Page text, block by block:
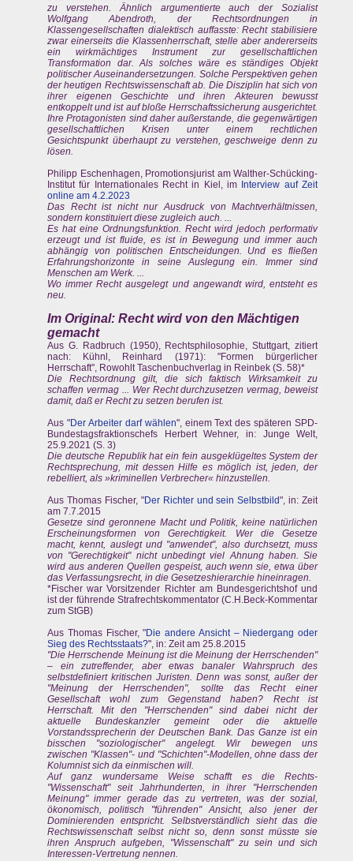
zu verstehen. Ähnlich argumentierte auch der Sozialist
Wolfgang Abendroth, der Rechtsordnungen in
Klassengesellschaften dialektisch auffasste: Recht stabilisiere
zwar einerseits die Klassenherrschaft, stelle aber andererseits
ein wirkmächtiges Instrument zur gesellschaftlichen
Transformation dar. Als solches wäre es ständiges Objekt
politischer Auseinandersetzungen. Solche Perspektiven gehen
der heutigen Rechtswissenschaft ab. Die Disziplin hat sich von
ihrer eigenen Geschichte und ihren Akteuren bewusst
entkoppelt und ist auf bloße Herrschaftssicherung ausgerichtet.
Ihre Protagonisten sind daher außerstande, die gegenwärtigen
gesellschaftlichen Krisen unter einem rechtlichen
Gesichtspunkt überhaupt zu verstehen, geschweige denn zu
lösen.
Philipp Eschenhagen, Promotionsjurist am Walther-Schücking-
Institut für Internationales Recht in Kiel, im Interview auf Zeit
online am 4.2.2023
Das Recht ist nicht nur Ausdruck von Machtverhältnissen,
sondern konstituiert diese zugleich auch. ...
Es hat eine Ordnungsfunktion. Recht wird jedoch performativ
erzeugt und ist fluide, es ist in Bewegung und immer auch
abhängig von politischen Entscheidungen. Und es fließen
Erfahrungshorizonte in seine Auslegung ein. Immer sind
Menschen am Werk. ...
Wo immer Recht ausgelegt und angewandt wird, entsteht es
neu.
Im Original: Recht wird von den Mächtigen
gemacht
Aus G. Radbruch (1950), Rechtsphilosophie, Stuttgart, zitiert
nach: Kühnl, Reinhard (1971): "Formen bürgerlicher
Herrschaft", Rowohlt Taschenbuchverlag in Reinbek (S. 58)*
Die Rechtsordnung gilt, die sich faktisch Wirksamkeit zu
schaffen vermag ... Wer Recht durchzusetzen vermag, beweist
damit, daß er Recht zu setzen berufen ist.
Aus "Der Arbeiter darf wählen", einem Text des späteren SPD-
Bundestagsfraktionschefs Herbert Wehner, in: Junge Welt,
25.9.2021 (S. 3)
Die deutsche Republik hat ein fein ausgeklügeltes System der
Rechtsprechung, mit dessen Hilfe es möglich ist, jeden, der
rebelliert, als »kriminellen Verbrecher« hinzustellen.
Aus Thomas Fischer, "Der Richter und sein Selbstbild", in: Zeit
am 7.7.2015
Gesetze sind geronnene Macht und Politik, keine natürlichen
Erscheinungsformen von Gerechtigkeit. Wer die Gesetze
macht, kennt, auslegt und "anwendet", also durchsetzt, muss
von "Gerechtigkeit" nicht unbedingt viel Ahnung haben. Sie
wird aus anderen Quellen gespeist, auch wenn sie, etwa über
das Verfassungsrecht, in die Gesetzeshierarchie hineinragen.
*Fischer war Vorsitzender Richter am Bundesgerichtshof und
ist der führende Strafrechtskommentator (C.H.Beck-Kommentar
zum StGB)
Aus Thomas Fischer, "Die andere Ansicht – Niedergang oder
Sieg des Rechtsstaats?", in: Zeit am 25.8.2015
"Die Herrschende Meinung ist die Meinung der Herrschenden"
– ein zutreffender, aber etwas banaler Wahrspruch des
selbstdefiniert kritischen Juristen. Denn was sonst, außer der
"Meinung der Herrschenden", sollte das Recht einer
Gesellschaft wohl zum Gegenstand haben? Recht ist
Herrschaft. Mit den "Herrschenden" sind dabei nicht der
aktuelle Bundeskanzler gemeint oder die aktuelle
Vorstandssprecherin der Deutschen Bank. Das Ganze ist ein
bisschen "soziologischer" angelegt. Wir bewegen uns
zwischen "Klassen"- und "Schichten"-Modellen, ohne dass der
Kolumnist sich da einmischen will.
Auf ganz wundersame Weise schafft es die Rechts-
"Wissenschaft" seit Jahrhunderten, in ihrer "Herrschenden
Meinung" immer gerade das zu vertreten, was der sozial,
ökonomisch, politisch "führenden" Ansicht, also jener der
Dominierenden entspricht. Selbstverständlich sieht das die
Rechtswissenschaft selbst nicht so, denn sonst müsste sie
ihren Anspruch aufgeben, "Wissenschaft" zu sein und sich
Interessen-Vertretung nennen.